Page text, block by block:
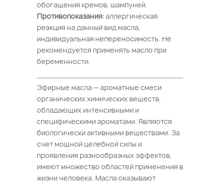
обогащения кремов, шампуней.
Противопоказания:аллергическая
реакция на данный вид масла,
индивидуальная непереносимость. Не
рекомендуется применять масло при
беременности.
Эфирные масла — ароматные смеси
органических химических веществ,
обладающих интенсивными и
специфическими ароматами. Являются
биологически активными веществами. За
счет мощной целебной силы и
проявления разнообразных эффектов,
имеют множество областей применения в
жизни человека. Масла оказывают